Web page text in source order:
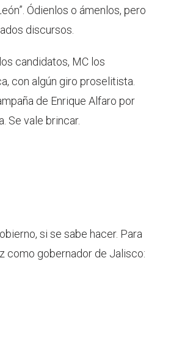
Ódienlos o ámenlos, pero
discursos.
candidatos, MC los
con algún giro proselitista.
de Enrique Alfaro por
Se vale brincar.
si se sabe hacer. Para
como gobernador de Jalisco: